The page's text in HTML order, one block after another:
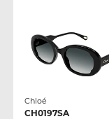
Chloé
CH0197SA